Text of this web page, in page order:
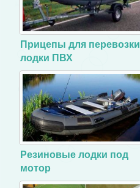
Прицепы для перевозки
лодки ПВХ
Резиновые лодки под
мотор